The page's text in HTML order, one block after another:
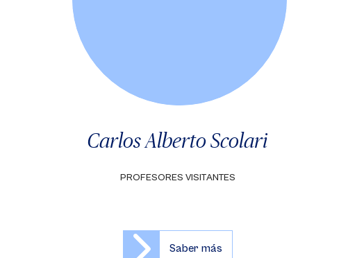
Carlos Alberto Scolari
PROFESORES VISITANTES
Saber más